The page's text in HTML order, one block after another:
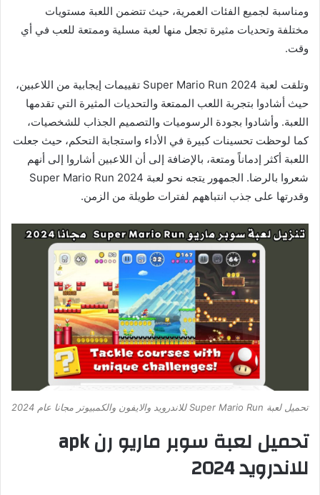
ومناسبة لجميع الفئات العمرية، حيث تتضمن اللعبة مستويات
مختلفة وتحديات مثيرة تجعل منها لعبة مسلية وممتعة للعب في أي
وقت.
وتلقت لعبة Super Mario Run 2024 تقييمات إيجابية من اللاعبين،
حيث أشادوا بتجربة اللعب الممتعة والتحديات المثيرة التي تقدمها
اللعبة. وأشادوا بجودة الرسوميات والتصميم الجذاب للشخصيات،
كما لوحظت تحسينات كبيرة في الأداء واستجابة التحكم، حيث جعلت
اللعبة أكثر إدماناً ومتعة، بالإضافة إلى أن اللاعبين أشاروا إلى أنهم
شعروا بالرضا. الجمهور يتجه نحو لعبة Super Mario Run 2024
وقدرتها على جذب انتباههم لفترات طويلة من الزمن.
تحميل لعبة Super Mario Run للاندرويد والايفون والكمبيوتر مجانا عام 2024
تحميل لعبة سوبر ماريو رن apk
للاندرويد 2024